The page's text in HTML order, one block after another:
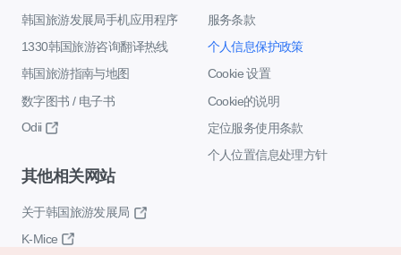
韩国旅游发展局手机应用程序
1330韩国旅游咨询翻译热线
韩国旅游指南与地图
数字图书 / 电子书
Odii
服务条款
个人信息保护政策
Cookie 设置
Cookie的说明
定位服务使用条款
个人位置信息处理方针
其他相关网站
关于韩国旅游发展局
K-Mice